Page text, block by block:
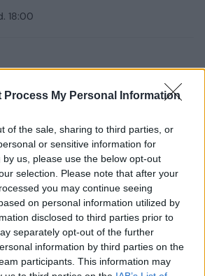
Process My Personal Information
of the sale, sharing to third parties, or
or sensitive information for
us, please use the below opt-out
selection. Please note that after your
you may continue seeing
on personal information utilized by
disclosed to third parties prior to
separately opt-out of the further
information by third parties on the
participants. This information may
18:00
o kitą sunkiai
klaipėdietis Jonas
apygardos teismo
nuteistas kalėti 6